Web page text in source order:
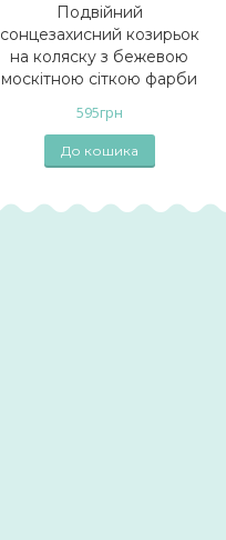
Подвійний
сонцезахисний козирьок
на коляску з бежевою
москітною сіткою фарби
595грн
До кошика